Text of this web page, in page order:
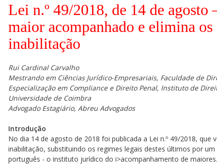
Lei n.º 49/2018, de 14 de
maior acompanhado e elimina
inabilitação
Rui Cardinal Carvalho
Mestrando em Ciências Jurídico-Empresariais, Faculdade de
Especialização em Compliance e Direito Penal, Instituto de
Universidade de Coimbra
Advogado Estagiário, Abreu Advogados
Introdução
No dia 14 de agosto de 2018 foi publicada a Lei n.º 49/2018,
inabilitação, substituindo os regimes legais destes últimos por
português - o instituto jurídico do i>acompanhamento de maiores.